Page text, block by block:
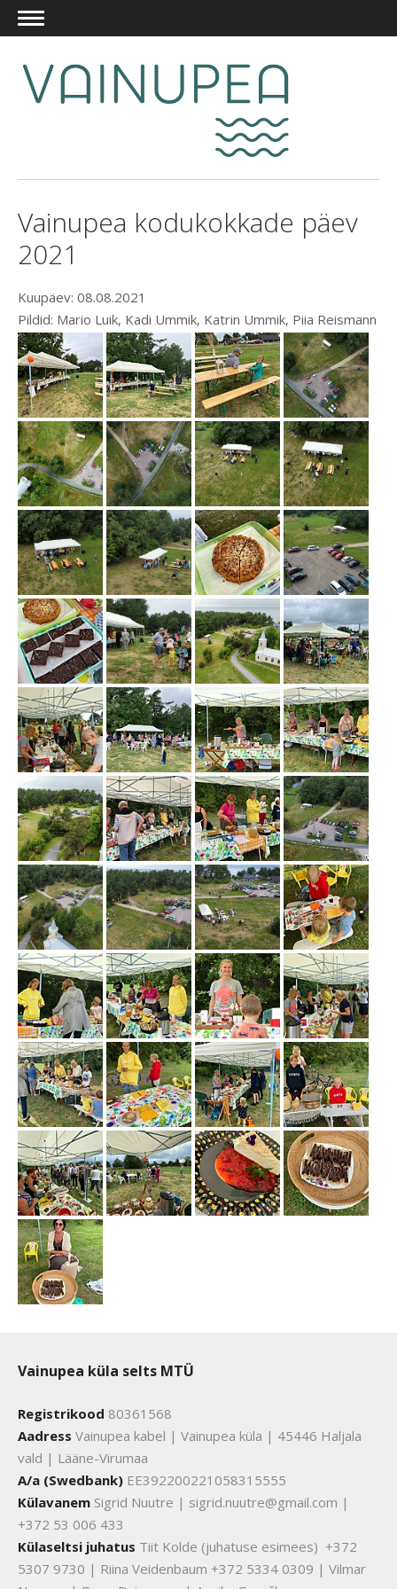
Vainupea kodukokkade päev
2021
Kuupäev: 08.08.2021
Pildid: Mario Luik, Kadi Ummik, Katrin Ummik, Piia Reismann
Vainupea küla selts MTÜ
Registrikood 80361568
Aadress Vainupea kabel | Vainupea küla | 45446 Haljala
vald | Lääne-Virumaa
A/a (Swedbank) EE392200221058315555
Külavanem Sigrid Nuutre | sigrid.nuutre@gmail.com |
+372 53 006 433
Külaseltsi juhatus Tiit Kolde (juhatuse esimees) +372
5307 9730 | Riina Veidenbaum +372 5334 0309 | Vilmar